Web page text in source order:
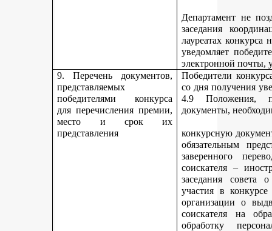
Департамент не
заседания
лауреатах
уведомляет
электронной почты,
9. Перечень документов,
представляемых
победителями конкурса
для перечисления премии,
место и срок их
представления
Победители
со дня получения
4.9 Положения,
документы,
конкурсную
обязательным
заверенного
соискателя –
заседания совета
участия в
организации о
соискателя на
обработку